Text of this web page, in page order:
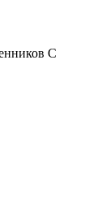
С